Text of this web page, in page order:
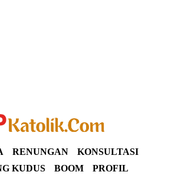
RENUNGAN
KONSULTASI
KUDUS BOOM
PROFIL